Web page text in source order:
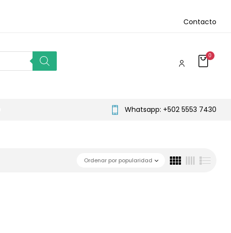
Contacto
0
Whatsapp: +502 5553 7430
Ordenar por popularidad